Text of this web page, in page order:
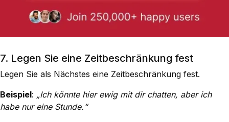
7. Legen Sie eine Zeitbeschränkung fest
Legen Sie als Nächstes eine Zeitbeschränkung fest.
Beispiel: „Ich könnte hier ewig mit dir chatten, aber ich
habe nur eine Stunde.“